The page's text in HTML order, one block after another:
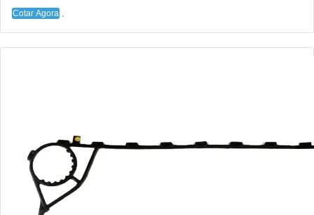
Cotar Agora